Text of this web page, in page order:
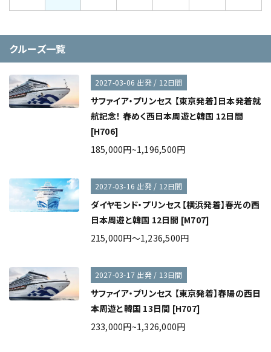
クルーズ一覧
2027-03-06 出発 / 12日間
サファイア・プリンセス 【東京発着】日本発着就
航記念！ 春めく西日本周遊と韓国 12日間
[H706]
185,000円~1,196,500円
2027-03-16 出発 / 12日間
ダイヤモンド・プリンセス【横浜発着】春光の西
日本周遊と韓国 12日間 [M707]
215,000円～1,236,500円
2027-03-17 出発 / 13日間
サファイア・プリンセス 【東京発着】春陽の西日
本周遊と韓国 13日間 [H707]
233,000円~1,326,000円